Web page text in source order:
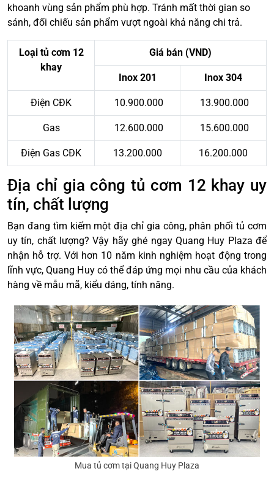
khoanh vùng sản phẩm phù hợp. Tránh mất thời gian so
sánh, đối chiếu sản phẩm vượt ngoài khả năng chi trả.
Loại tủ cơm 12
khay
Giá bán (VND)
Inox 201 Inox 304
Điện CĐK 10.900.000 13.900.000
Gas 12.600.000 15.600.000
Điện Gas CĐK 13.200.000 16.200.000
Địa chỉ gia công tủ cơm 12 khay uy
tín, chất lượng
Bạn đang tìm kiếm một địa chỉ gia công, phân phối tủ cơm
uy tín, chất lượng? Vậy hãy ghé ngay Quang Huy Plaza để
nhận hỗ trợ. Với hơn 10 năm kinh nghiệm hoạt động trong
lĩnh vực, Quang Huy có thể đáp ứng mọi nhu cầu của khách
hàng về mẫu mã, kiểu dáng, tính năng.
Mua tủ cơm tại Quang Huy Plaza